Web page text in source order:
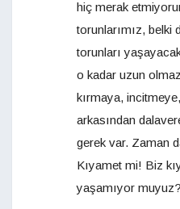
hiç merak
torunlarımız, belki
torunları
o kadar uzun
kırmaya,
arkasından
gerek var. Zaman
Kıyamet mi! Biz
yaşamıyor muyuz?